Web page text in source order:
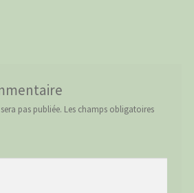
pas publiée. Les champs obligatoires